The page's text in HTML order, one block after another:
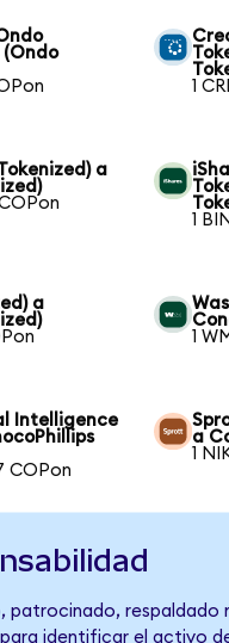
(Ondo
1
a
1
a
1
Intelligence
COPon
a
1
respaldado
identificar el activo